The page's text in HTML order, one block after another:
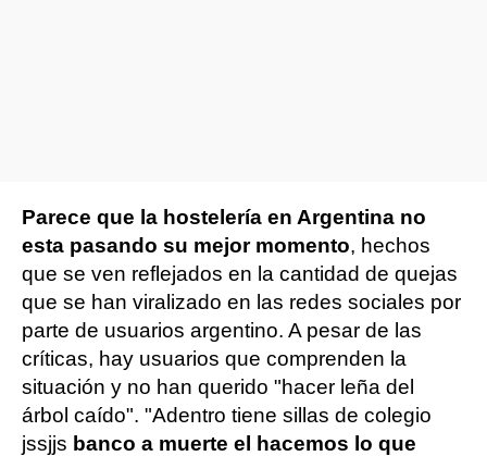
Parece que la hostelería en Argentina no
esta pasando su mejor momento, hechos
que se ven reflejados en la cantidad de quejas
que se han viralizado en las redes sociales por
parte de usuarios argentino. A pesar de las
críticas, hay usuarios que comprenden la
situación y no han querido "hacer leña del
árbol caído". "Adentro tiene sillas de colegio
jssjjs banco a muerte el hacemos lo que